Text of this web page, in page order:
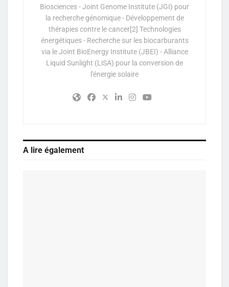
Biosciences - Joint Genome Institute (JGI) pour
la recherche génomique - Développement de
thérapies contre le cancer[2] Technologies
énergétiques - Recherche sur les biocarburants
via le Joint BioEnergy Institute (JBEI) - Alliance
Liquid Sunlight (LiSA) pour la conversion de
l'énergie solaire
A lire également